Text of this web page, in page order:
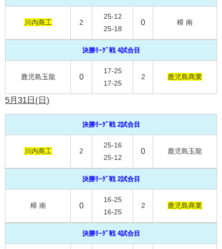
川内商工 2
25-12
25-18
0 樟 南
決勝ﾘｰｸﾞ戦 4試合目
鹿児島玉龍 0
17-25
17-25
2 鹿児島商業
5月31日(日)
決勝ﾘｰｸﾞ戦 2試合目
川内商工 2
25-16
25-12
0 鹿児島玉龍
決勝ﾘｰｸﾞ戦 2試合目
樟 南 0
16-25
16-25
2 鹿児島商業
決勝ﾘｰｸﾞ戦 4試合目